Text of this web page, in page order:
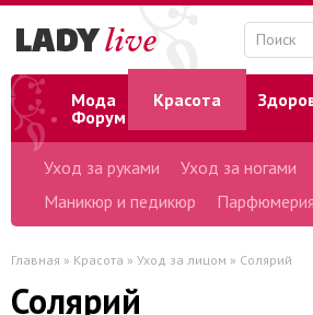
Мода Красота
Форум
Уход за руками Уход за ногами
Маникюр и педикюр
Парфюмерия
Главная » Красота » Уход за лицом » Солярий
Солярий